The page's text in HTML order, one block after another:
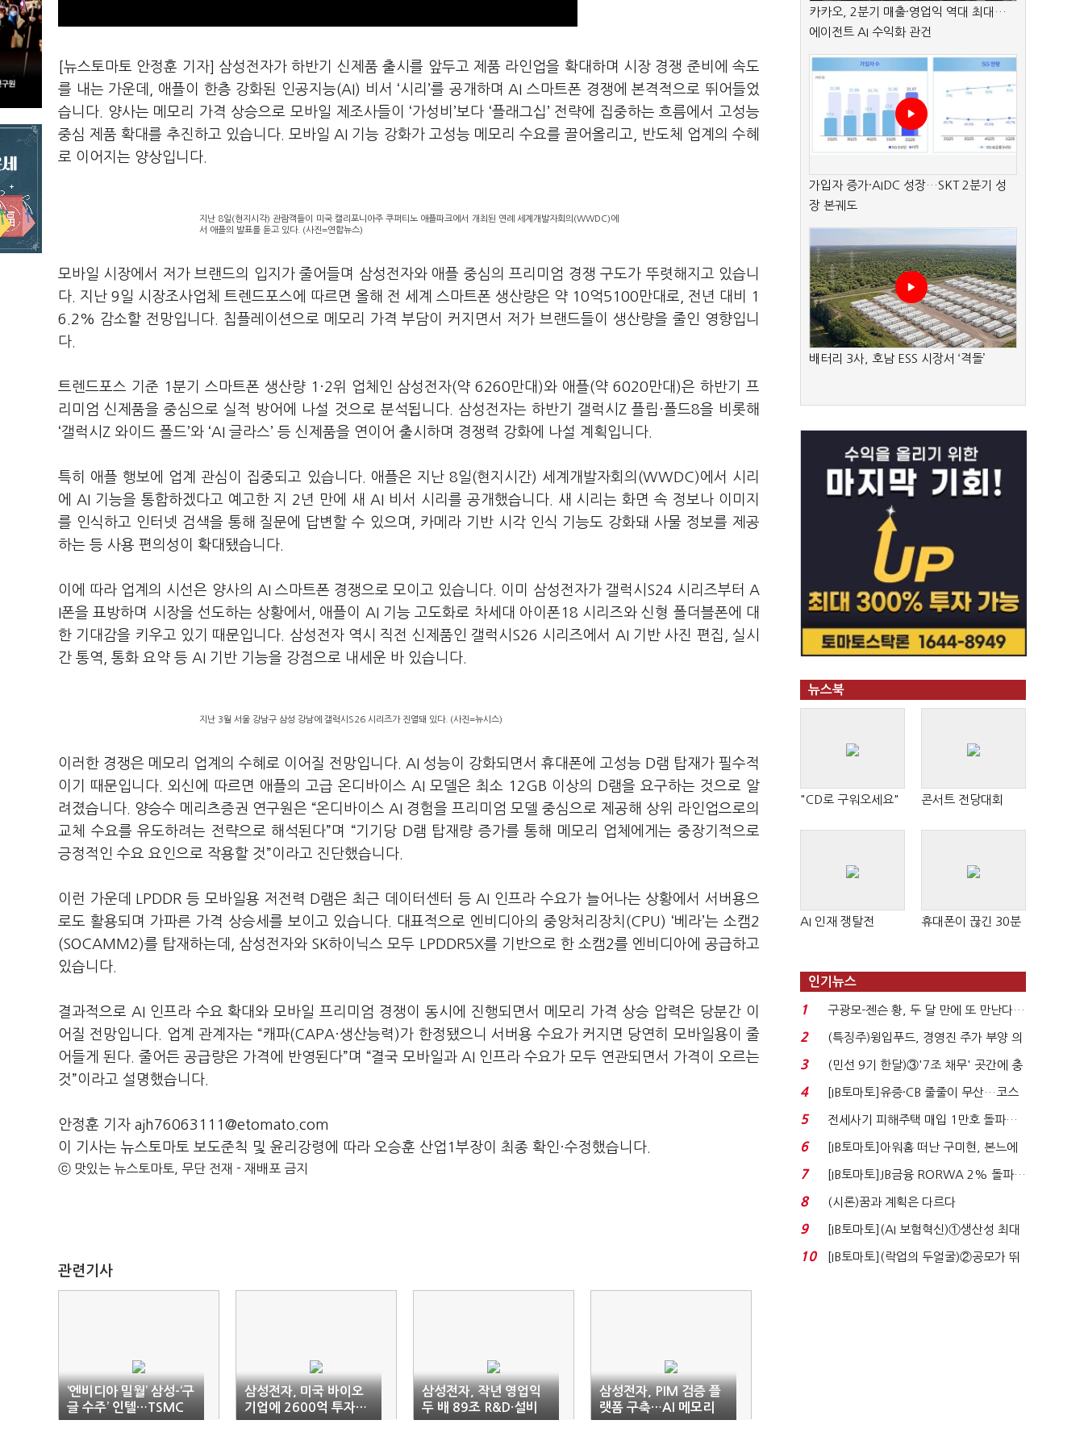
[뉴스토마토 안정훈 기자] 삼성전자가 하반기 신제품 출시를 앞두고 제품 라인업을 확대하며 시장 경쟁 준비에 속도
를 내는 가운데, 애플이 한층 강화된 인공지능(AI) 비서 ‘시리’를 공개하며 AI 스마트폰 경쟁에 본격적으로 뛰어들었
습니다. 양사는 메모리 가격 상승으로 모바일 제조사들이 ‘가성비’보다 ‘플래그십’ 전략에 집중하는 흐름에서 고성능
중심 제품 확대를 추진하고 있습니다. 모바일 AI 기능 강화가 고성능 메모리 수요를 끌어올리고, 반도체 업계의 수혜
로 이어지는 양상입니다.
지난 8일(현지시각) 관람객들이 미국 캘리포니아주 쿠퍼티노 애플파크에서 개최된 연례 세계개발자회의(WWDC)에
서 애플의 발표를 듣고 있다. (사진=연합뉴스)
모바일 시장에서 저가 브랜드의 입지가 줄어들며 삼성전자와 애플 중심의 프리미엄 경쟁 구도가 뚜렷해지고 있습니
다. 지난 9일 시장조사업체 트렌드포스에 따르면 올해 전 세계 스마트폰 생산량은 약 10억5100만대로, 전년 대비 1
6.2% 감소할 전망입니다. 칩플레이션으로 메모리 가격 부담이 커지면서 저가 브랜드들이 생산량을 줄인 영향입니
다.
트렌드포스 기준 1분기 스마트폰 생산량 1·2위 업체인 삼성전자(약 6260만대)와 애플(약 6020만대)은 하반기 프
리미엄 신제품을 중심으로 실적 방어에 나설 것으로 분석됩니다. 삼성전자는 하반기 갤럭시Z 플립·폴드8을 비롯해
‘갤럭시Z 와이드 폴드’와 ‘AI 글라스’ 등 신제품을 연이어 출시하며 경쟁력 강화에 나설 계획입니다.
특히 애플 행보에 업계 관심이 집중되고 있습니다. 애플은 지난 8일(현지시간) 세계개발자회의(WWDC)에서 시리
에 AI 기능을 통합하겠다고 예고한 지 2년 만에 새 AI 비서 시리를 공개했습니다. 새 시리는 화면 속 정보나 이미지
를 인식하고 인터넷 검색을 통해 질문에 답변할 수 있으며, 카메라 기반 시각 인식 기능도 강화돼 사물 정보를 제공
하는 등 사용 편의성이 확대됐습니다.
이에 따라 업계의 시선은 양사의 AI 스마트폰 경쟁으로 모이고 있습니다. 이미 삼성전자가 갤럭시S24 시리즈부터 A
I폰을 표방하며 시장을 선도하는 상황에서, 애플이 AI 기능 고도화로 차세대 아이폰18 시리즈와 신형 폴더블폰에 대
한 기대감을 키우고 있기 때문입니다. 삼성전자 역시 직전 신제품인 갤럭시S26 시리즈에서 AI 기반 사진 편집, 실시
간 통역, 통화 요약 등 AI 기반 기능을 강점으로 내세운 바 있습니다.
지난 3월 서울 강남구 삼성 강남에 갤럭시S26 시리즈가 진열돼 있다. (사진=뉴시스)
이러한 경쟁은 메모리 업계의 수혜로 이어질 전망입니다. AI 성능이 강화되면서 휴대폰에 고성능 D램 탑재가 필수적
이기 때문입니다. 외신에 따르면 애플의 고급 온디바이스 AI 모델은 최소 12GB 이상의 D램을 요구하는 것으로 알
려졌습니다. 양승수 메리츠증권 연구원은 “온디바이스 AI 경험을 프리미엄 모델 중심으로 제공해 상위 라인업으로의
교체 수요를 유도하려는 전략으로 해석된다”며 “기기당 D램 탑재량 증가를 통해 메모리 업체에게는 중장기적으로
긍정적인 수요 요인으로 작용할 것”이라고 진단했습니다.
이런 가운데 LPDDR 등 모바일용 저전력 D램은 최근 데이터센터 등 AI 인프라 수요가 늘어나는 상황에서 서버용으
로도 활용되며 가파른 가격 상승세를 보이고 있습니다. 대표적으로 엔비디아의 중앙처리장치(CPU) ‘베라’는 소캠2
(SOCAMM2)를 탑재하는데, 삼성전자와 SK하이닉스 모두 LPDDR5X를 기반으로 한 소캠2를 엔비디아에 공급하고
있습니다.
결과적으로 AI 인프라 수요 확대와 모바일 프리미엄 경쟁이 동시에 진행되면서 메모리 가격 상승 압력은 당분간 이
어질 전망입니다. 업계 관계자는 “캐파(CAPA·생산능력)가 한정됐으니 서버용 수요가 커지면 당연히 모바일용이 줄
어들게 된다. 줄어든 공급량은 가격에 반영된다”며 “결국 모바일과 AI 인프라 수요가 모두 연관되면서 가격이 오르는
것”이라고 설명했습니다.
안정훈 기자 ajh76063111@etomato.com
이 기사는 뉴스토마토 보도준칙 및 윤리강령에 따라 오승훈 산업1부장이 최종 확인·수정했습니다.
ⓒ 맛있는 뉴스토마토, 무단 전재 - 재배포 금지
관련기사
‘엔비디아 밀월’ 삼성-‘구
글 수주’ 인텔…TSMC
독주에 도전장
삼성전자, 미국 바이오
기업에 2600억 투자…
미래 정밀 의료시장 선
삼성전자, 작년 영업익
두 배 89조 R&D·설비
투자…글로벌 반도체
삼성전자, PIM 검증 플
랫폼 구축…AI 메모리
정조준
카카오, 2분기 매출·영업익 역대 최대…
에이전트 AI 수익화 관건
가입자 증가·AIDC 성장…SKT 2분기 성
장 본궤도
배터리 3사, 호남 ESS 시장서 ‘격돌’
뉴스북
"CD로 구워오세요" 콘서트 전당대회
AI 인재 쟁탈전 휴대폰이 끊긴 30분
인기뉴스
1
구광모-젠슨 황, 두 달 만에 또 만난다…
로봇·AI 등 논...
2
(특징주)윙입푸드, 경영진 주가 부양 의
지에 상한가...
3
(민선 9기 한달)③'7조 채무' 곳간에 충
격…추미애, 20년...
4
[IB토마토]유증·CB 줄줄이 무산…코스
닥 벌점 급증에 ...
5
전세사기 피해주택 매입 1만호 돌파…
누적 피해자 4만2...
6
[IB토마토]아워홈 떠난 구미현, 본느에
340억 베팅…가...
7
[IB토마토]JB금융 RORWA 2% 돌파…
실적 견인은 은행 ...
8 (시론)꿈과 계획은 다르다
9
[IB토마토](AI 보험혁신)①생산성 최대
80% 개선…현실...
10
[IB토마토](락업의 두얼굴)②공모가 뛰